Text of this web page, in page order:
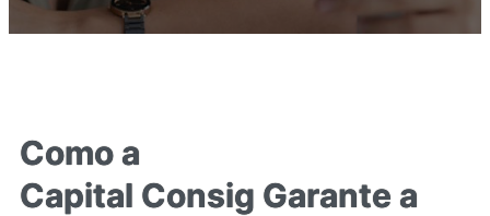
Como a
Capital Consig Garante a